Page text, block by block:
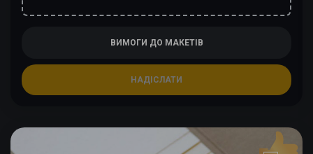
ВИМОГИ ДО МАКЕТІВ
НАДІСЛАТИ